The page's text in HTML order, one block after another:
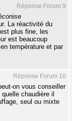
Réponse Forum 9
La réactivité du
plus fine, les
est beaucoup
température et par
Réponse Forum 10
on vous conseiller
chaudière il
seul ou mixte